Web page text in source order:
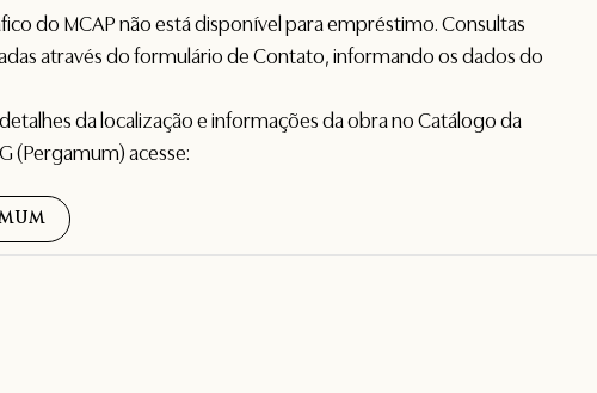
do MCAP não está disponível para empréstimo. Consultas
através do formulário deContato, informando os dados do
da localização e informações da obra no Catálogo da
(Pergamum) acesse: